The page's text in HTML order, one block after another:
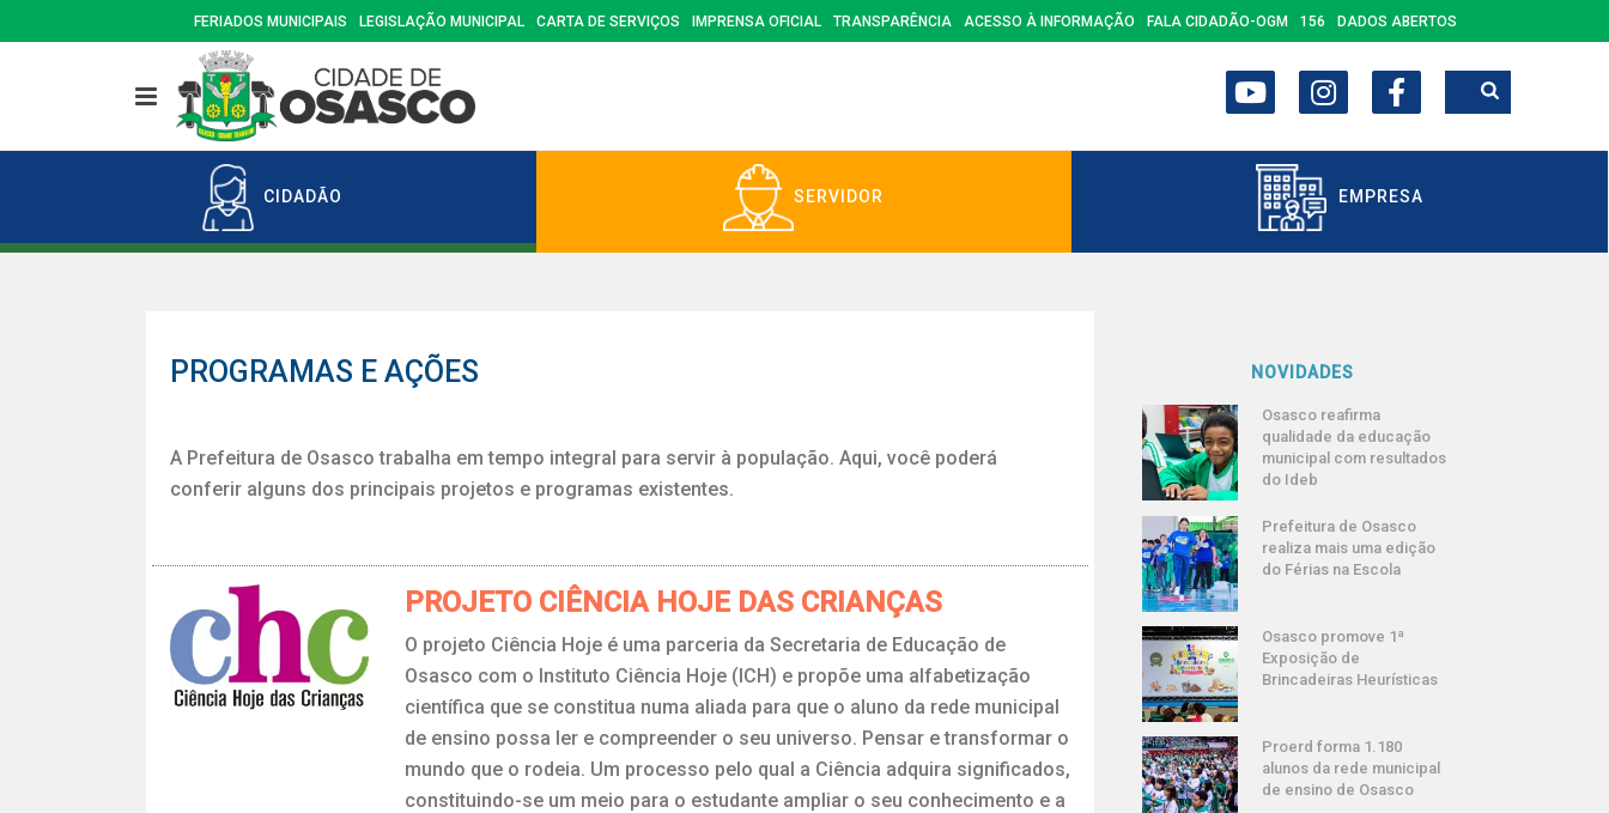
FERIADOS MUNICIPAIS LEGISLAÇÃO MUNICIPAL CARTA DE SERVIÇOS IMPRENSA OFICIAL TRANSPARÊNCIA ACESSO À INFORMAÇÃO FALA CIDADÃO-OGM 156 DADOS ABERTOS
CIDADÃO SERVIDOR EMPRESA
PROGRAMAS E AÇÕES
A Prefeitura de Osasco trabalha em tempo integral para servir à população. Aqui, você poderá
conferir alguns dos principais projetos e programas existentes.
PROJETO CIÊNCIA HOJE DAS CRIANÇAS
O projeto Ciência Hoje é uma parceria da Secretaria de Educação de
Osasco com o Instituto Ciência Hoje (ICH) e propõe uma alfabetização
científica que se constitua numa aliada para que o aluno da rede municipal
de ensino possa ler e compreender o seu universo. Pensar e transformar o
mundo que o rodeia. Um processo pelo qual a Ciência adquira significados,
constituindo-se um meio para o estudante ampliar o seu conhecimento e a
NOVIDADES
Osasco reafirma
qualidade da educação
municipal com resultados
do Ideb
Prefeitura de Osasco
realiza mais uma edição
do Férias na Escola
Osasco promove 1ª
Exposição de
Brincadeiras Heurísticas
Proerd forma 1.180
alunos da rede municipal
de ensino de Osasco